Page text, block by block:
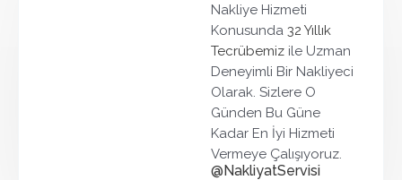
Nakliye Hizmeti
Konusunda32 Yıllık
Tecrübemiz ile Uzman
Deneyimli Bir Nakliyeci
Olarak. Sizlere O
Günden Bu Güne
Kadar En İyi Hizmeti
Vermeye Çalışıyoruz.
@NakliyatServisi